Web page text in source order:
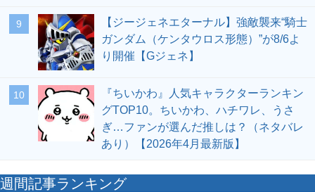
9
【ジージェネエターナル】強敵襲来“騎士
ガンダム（ケンタウロス形態）”が8/6よ
り開催【Gジェネ】
10
『ちいかわ』人気キャラクターランキン
グTOP10。ちいかわ、ハチワレ、うさ
ぎ…ファンが選んだ推しは？（ネタバレ
あり）【2026年4月最新版】
週間記事ランキング